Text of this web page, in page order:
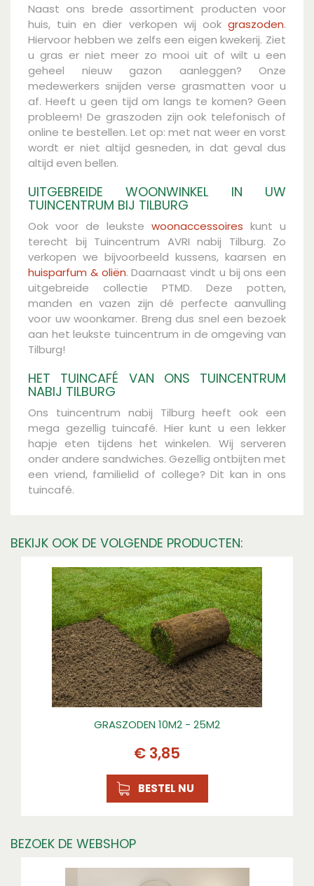
Naast ons brede assortiment producten voor
huis, tuin en dier verkopen wij ook graszoden.
Hiervoor hebben we zelfs een eigen kwekerij. Ziet
u gras er niet meer zo mooi uit of wilt u een
geheel nieuw gazon aanleggen? Onze
medewerkers snijden verse grasmatten voor u
af. Heeft u geen tijd om langs te komen? Geen
probleem! De graszoden zijn ook telefonisch of
online te bestellen. Let op: met nat weer en vorst
wordt er niet altijd gesneden, in dat geval dus
altijd even bellen.
UITGEBREIDE WOONWINKEL IN UW
TUINCENTRUM BIJ TILBURG
Ook voor de leukste woonaccessoires kunt u
terecht bij Tuincentrum AVRI nabij Tilburg. Zo
verkopen we bijvoorbeeld kussens, kaarsen en
huisparfum & oliën. Daarnaast vindt u bij ons een
uitgebreide collectie PTMD. Deze potten,
manden en vazen zijn dé perfecte aanvulling
voor uw woonkamer. Breng dus snel een bezoek
aan het leukste tuincentrum in de omgeving van
Tilburg!
HET TUINCAFÉ VAN ONS TUINCENTRUM
NABIJ TILBURG
Ons tuincentrum nabij Tilburg heeft ook een
mega gezellig tuincafé. Hier kunt u een lekker
hapje eten tijdens het winkelen. Wij serveren
onder andere sandwiches. Gezellig ontbijten met
een vriend, familielid of college? Dit kan in ons
tuincafé.
BEKIJK OOK DE VOLGENDE PRODUCTEN:
GRASZODEN 10M2 - 25M2
€ 3,85
BESTEL NU
BEZOEK DE WEBSHOP